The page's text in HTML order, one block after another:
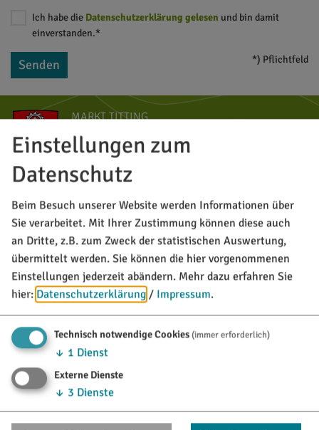
Ich habe die Datenschutzerklärung gelesen und bin damit
einverstanden.*
Senden *) Pflichtfeld
MARKT TITTING
Rathausplatz 1
85135 Titting
08423/9921-0
info@titting.de
TOURISTINFO
Marktstraße 21
85135 Titting
08423/9921-28
tourismus@titting.de
Einstellungen zum
Datenschutz
Beim Besuch unserer Website werden Informationen über
Sie verarbeitet. Mit Ihrer Zustimmung können diese auch
an Dritte, z.B. zum Zweck der statistischen Auswertung,
übermittelt werden. Sie können die hier vorgenommenen
Einstellungen jederzeit abändern. Mehr dazu erfahren Sie
hier: Datenschutzerklärung / Impressum.
Technisch notwendige Cookies(immer erforderlich)
↓ 1 Dienst
Externe Dienste
↓ 3 Dienste